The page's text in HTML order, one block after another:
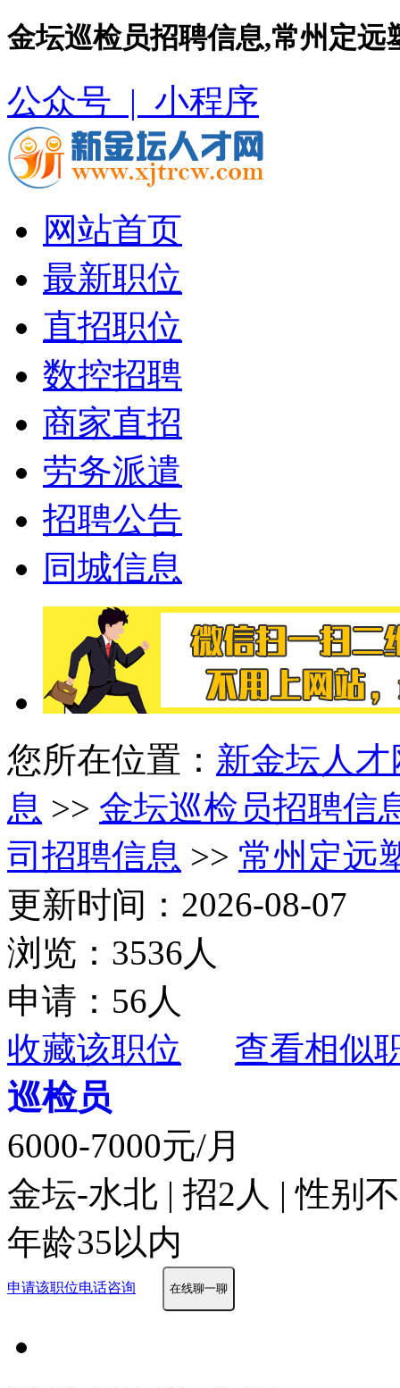
金坛巡检员招聘信息,常州定
公众号 | 小程序
网站首页
最新职位
直招职位
数控招聘
商家直招
劳务派遣
招聘公告
同城信息
您所在位置： 新金坛人才
息 >> 金坛巡检员招聘信
司招聘信息 >> 常州定远
更新时间：2026-08-07
浏览：3536人
申请：56人
收藏该职位
查看相似
巡检员
6000-7000元/月
金坛-水北 | 招2人 | 性别
年龄35以内
申请该职位电话咨询 在线聊一聊